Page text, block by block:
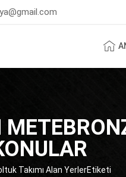
Takımı Alan YerlerEtiketi